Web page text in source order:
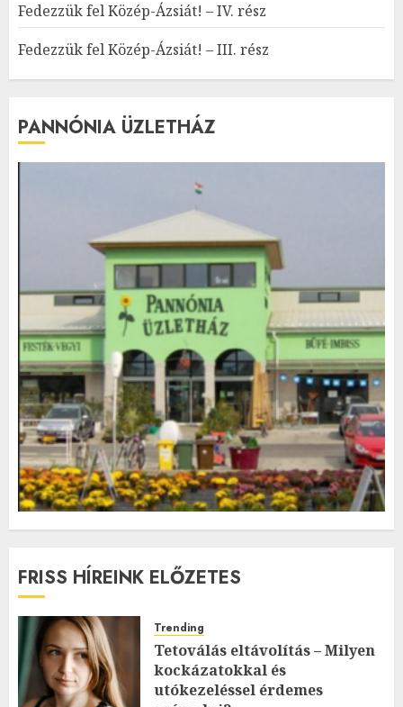
Fedezzük fel Közép-Ázsiát! – IV. rész
Fedezzük fel Közép-Ázsiát! – III. rész
PANNÓNIA ÜZLETHÁZ
FRISS HÍREINK ELŐZETES
Trending
Tetoválás eltávolítás – Milyen
kockázatokkal és
utókezeléssel érdemes